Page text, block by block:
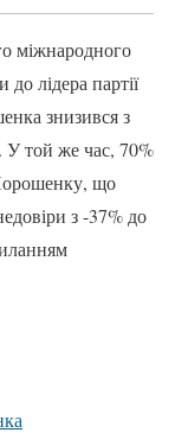
міжнародного
до лідера партії
знизився з
У той же час, 70%
що
з -37% до